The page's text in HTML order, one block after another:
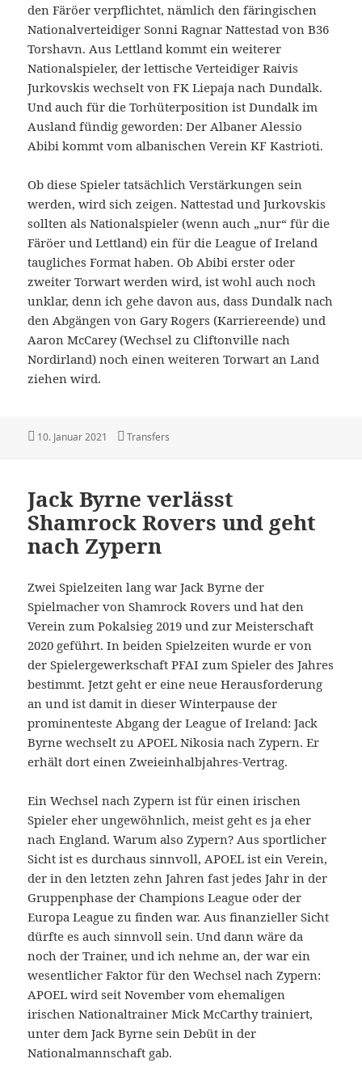
den Färöer verpflichtet, nämlich den färingischen
Nationalverteidiger Sonni Ragnar Nattestad von B36
Torshavn. Aus Lettland kommt ein weiterer
Nationalspieler, der lettische Verteidiger Raivis
Jurkovskis wechselt von FK Liepaja nach Dundalk.
Und auch für die Torhüterposition ist Dundalk im
Ausland fündig geworden: Der Albaner Alessio
Abibi kommt vom albanischen Verein KF Kastrioti.
Ob diese Spieler tatsächlich Verstärkungen sein
werden, wird sich zeigen. Nattestad und Jurkovskis
sollten als Nationalspieler (wenn auch „nur“ für die
Färöer und Lettland) ein für die League of Ireland
taugliches Format haben. Ob Abibi erster oder
zweiter Torwart werden wird, ist wohl auch noch
unklar, denn ich gehe davon aus, dass Dundalk nach
den Abgängen von Gary Rogers (Karriereende) und
Aaron McCarey (Wechsel zu Cliftonville nach
Nordirland) noch einen weiteren Torwart an Land
ziehen wird.
Veröffentlicht
10. Januar 2021 Kategorien
Transfers
Jack Byrne verlässt
Shamrock Rovers und geht
nach Zypern
Zwei Spielzeiten lang war Jack Byrne der
Spielmacher von Shamrock Rovers und hat den
Verein zum Pokalsieg 2019 und zur Meisterschaft
2020 geführt. In beiden Spielzeiten wurde er von
der Spielergewerkschaft PFAI zum Spieler des Jahres
bestimmt. Jetzt geht er eine neue Herausforderung
an und ist damit in dieser Winterpause der
prominenteste Abgang der League of Ireland: Jack
Byrne wechselt zu APOEL Nikosia nach Zypern. Er
erhält dort einen Zweieinhalbjahres-Vertrag.
Ein Wechsel nach Zypern ist für einen irischen
Spieler eher ungewöhnlich, meist geht es ja eher
nach England. Warum also Zypern? Aus sportlicher
Sicht ist es durchaus sinnvoll, APOEL ist ein Verein,
der in den letzten zehn Jahren fast jedes Jahr in der
Gruppenphase der Champions League oder der
Europa League zu finden war. Aus finanzieller Sicht
dürfte es auch sinnvoll sein. Und dann wäre da
noch der Trainer, und ich nehme an, der war ein
wesentlicher Faktor für den Wechsel nach Zypern:
APOEL wird seit November vom ehemaligen
irischen Nationaltrainer Mick McCarthy trainiert,
unter dem Jack Byrne sein Debüt in der
Nationalmannschaft gab.